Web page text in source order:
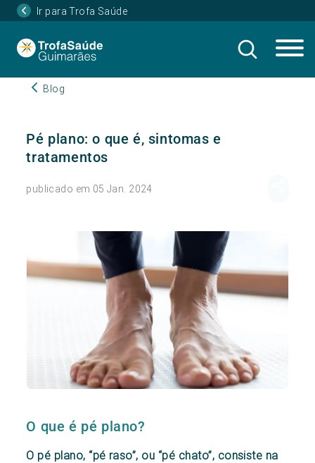
Ir para Trofa Saúde
Blog
Pé plano: o que é, sintomas e
tratamentos
publicado em 05 Jan. 2024
O que é pé plano?
O pé plano, “pé raso”, ou “pé chato”, consiste na